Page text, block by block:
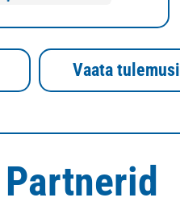
Vaata tulemusi
Partnerid